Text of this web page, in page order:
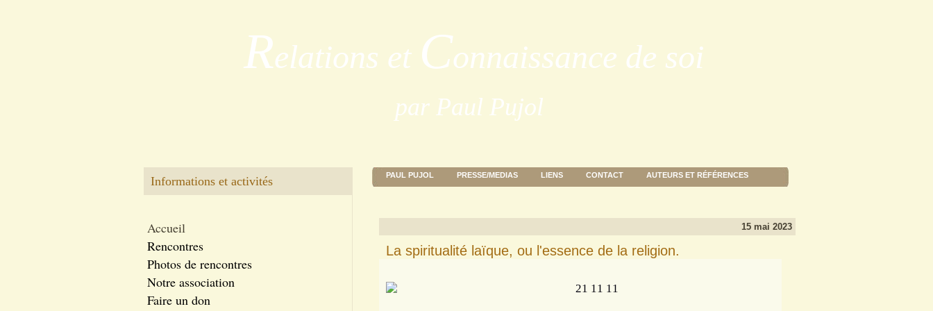
Relations et Connaissance de soi
par Paul Pujol
Informations et activités
Accueil
Rencontres
Photos de rencontres
Notre association
Faire un don
PAUL PUJOL PRESSE/MEDIAS LIENS CONTACT AUTEURS ET RÉFÉRENCES
15 mai 2023
La spiritualité laïque, ou l'essence de la religion.